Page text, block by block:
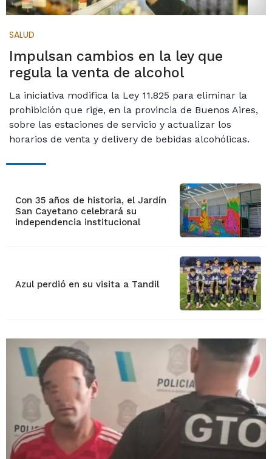
SALUD
Impulsan cambios en la ley que
regula la venta de alcohol
La iniciativa modifica la Ley 11.825 para eliminar la
prohibición que rige, en la provincia de Buenos Aires,
sobre las estaciones de servicio y actualizar los
horarios de venta y delivery de bebidas alcohólicas.
Con 35 años de historia, el Jardín
San Cayetano celebrará su
independencia institucional
Azul perdió en su visita a Tandil